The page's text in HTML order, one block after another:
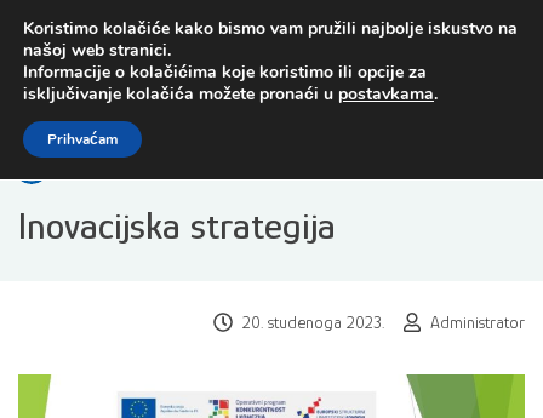
Open toolbar
sadržaj
Inovacijska strategija
20. studenoga 2023. Administrator
Koristimo kolačiće kako bismo vam pružili najbolje iskustvo na
našoj web stranici.
Informacije o kolačićima koje koristimo ili opcije za
isključivanje kolačića možete pronaći u postavkama.
Prihvaćam